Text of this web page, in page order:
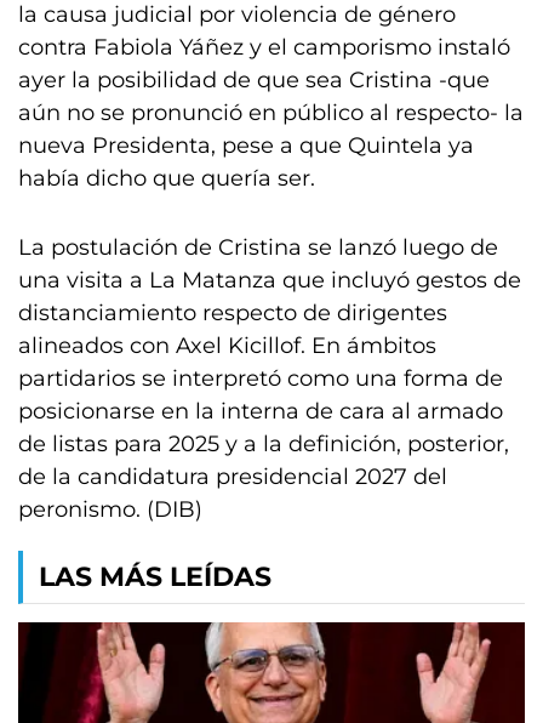
la causa judicial por violencia de género
contra Fabiola Yáñez y el camporismo instaló
ayer la posibilidad de que sea Cristina -que
aún no se pronunció en público al respecto- la
nueva Presidenta, pese a que Quintela ya
había dicho que quería ser.
La postulación de Cristina se lanzó luego de
una visita a La Matanza que incluyó gestos de
distanciamiento respecto de dirigentes
alineados con Axel Kicillof. En ámbitos
partidarios se interpretó como una forma de
posicionarse en la interna de cara al armado
de listas para 2025 y a la definición, posterior,
de la candidatura presidencial 2027 del
peronismo. (DIB)
LAS MÁS LEÍDAS